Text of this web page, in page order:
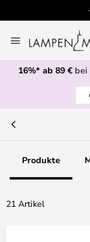
Inhalt
springen
16%* ab 89 € bei
Produkte
21 Artikel